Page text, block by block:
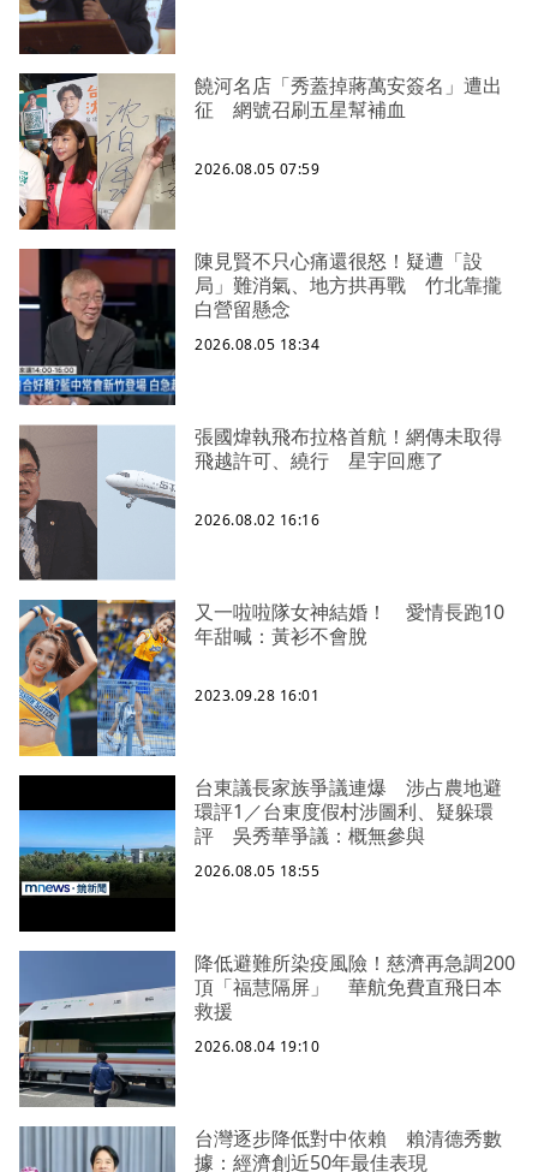
饒河名店「秀蓋掉蔣萬安簽名」遭出
征 網號召刷五星幫補血
2026.08.05 07:59
陳見賢不只心痛還很怒！疑遭「設
局」難消氣、地方拱再戰 竹北靠攏
白營留懸念
2026.08.05 18:34
張國煒執飛布拉格首航！網傳未取得
飛越許可、繞行 星宇回應了
2026.08.02 16:16
又一啦啦隊女神結婚！ 愛情長跑10
年甜喊：黃衫不會脫
2023.09.28 16:01
台東議長家族爭議連爆 涉占農地避
環評1／台東度假村涉圖利、疑躲環
評 吳秀華爭議：概無參與
2026.08.05 18:55
降低避難所染疫風險！慈濟再急調200
頂「福慧隔屏」 華航免費直飛日本
救援
2026.08.04 19:10
台灣逐步降低對中依賴 賴清德秀數
據：經濟創近50年最佳表現